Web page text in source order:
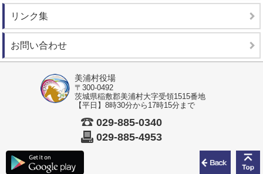
前の
リンク集
お問い合わせ
美浦村役場
〒300-0492
茨城県稲敷郡美浦村大字受領1515番地
【平日】8時30分から17時15分まで
029-885-0340
029-885-4953